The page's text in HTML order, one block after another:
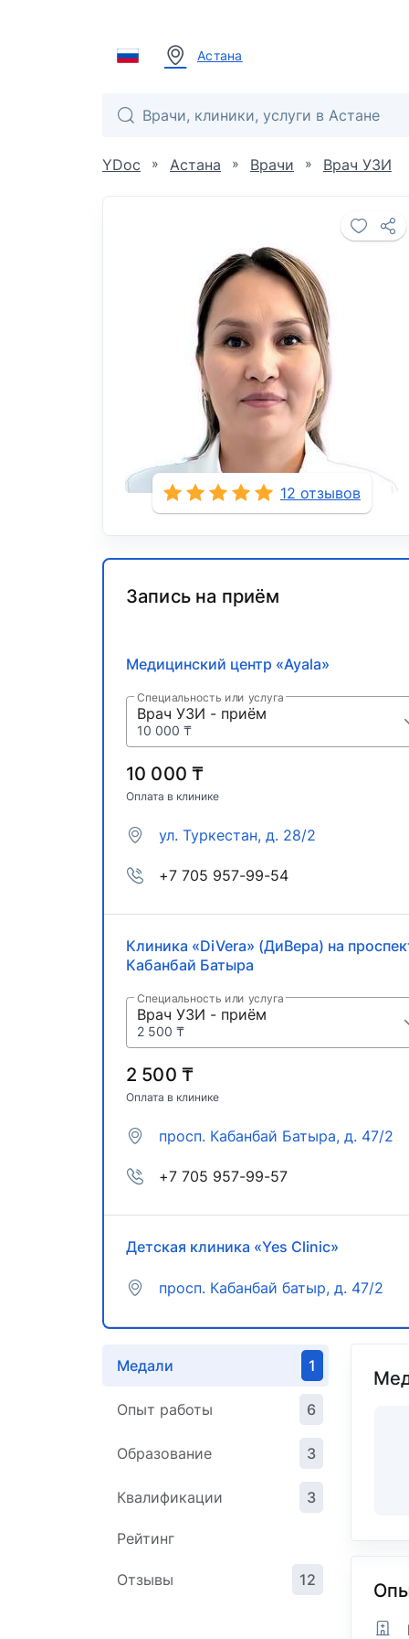
Астана
YDoc » Астана » Врачи » Врач УЗИ
12 отзывов
Запись на приём
Медицинский центр «Ayala»
Специальность или услуга
Врач УЗИ - приём
10 000 ₸
10 000 ₸
Оплата в клинике
ул. Туркестан, д. 28/2
+7 705 957-99-54
Клиника «DiVera» (ДиВера) на
Кабанбай Батыра
Специальность или услуга
Врач УЗИ - приём
2 500 ₸
2 500 ₸
Оплата в клинике
просп. Кабанбай Батыра, д. 47/2
+7 705 957-99-57
Детская клиника «Yes Clinic»
просп. ​Кабанбай батыр, д. 47/2
Медали 1
Опыт работы 6
Образование 3
Квалификации 3
Рейтинг
Отзывы 12